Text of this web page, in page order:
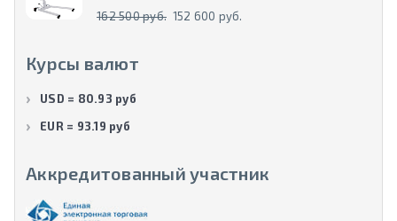
162 500 руб. 152 600 руб.
Курсы валют
USD = 80.93 руб
EUR = 93.19 руб
Аккредитованный участник